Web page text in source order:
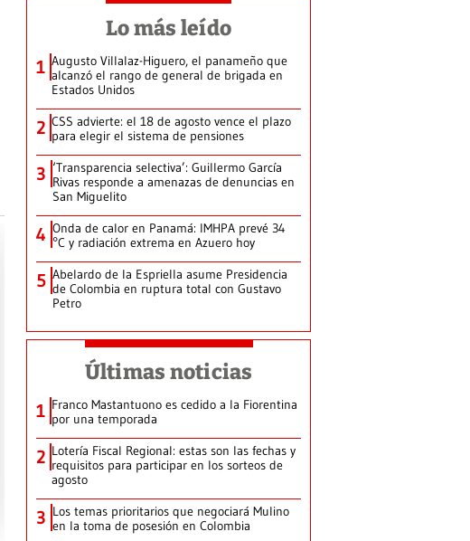
Lo más leído
1 Augusto Villalaz-Higuero, el panameño que
alcanzó el rango de general de brigada en
Estados Unidos
2 CSS advierte: el 18 de agosto vence el plazo
para elegir el sistema de pensiones
3 ‘Transparencia selectiva’: Guillermo García
Rivas responde a amenazas de denuncias en
San Miguelito
4 Onda de calor en Panamá: IMHPA prevé 34
°C y radiación extrema en Azuero hoy
5 Abelardo de la Espriella asume Presidencia
de Colombia en ruptura total con Gustavo
Petro
Últimas noticias
1 Franco Mastantuono es cedido a la Fiorentina
por una temporada
2 Lotería Fiscal Regional: estas son las fechas y
requisitos para participar en los sorteos de
agosto
3 Los temas prioritarios que negociará Mulino
en la toma de posesión en Colombia